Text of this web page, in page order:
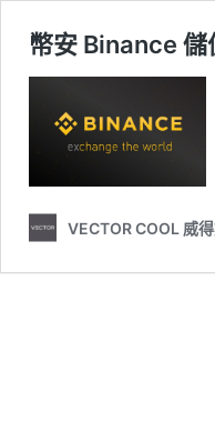
幣安 Binance
VECTOR COOL 威